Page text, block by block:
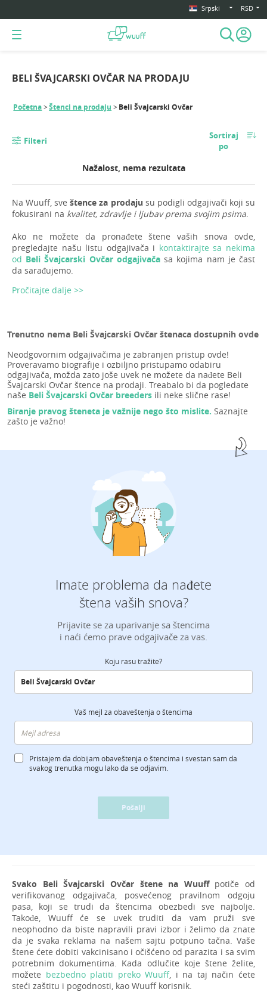
Srpski RSD
BELI ŠVAJCARSKI OVČAR NA PRODAJU
Početna Štenci na prodaju Beli Švajcarski Ovčar
Filteri
Sortiraj
po
Nažalost, nema rezultata
Na Wuuff, sveštence za prodaju su podigli odgajivači koji su
fokusirani na kvalitet, zdravlje i ljubav prema svojim psima.
Ako ne možete da pronađete štene vaših snova ovde,
pregledajte našu listu odgajivača i kontaktirajte sa nekima
od Beli Švajcarski Ovčar odgajivačasa kojima nam je čast
da sarađujemo.
Pročitajte dalje >>
Trenutno nema Beli Švajcarski Ovčar štenaca dostupnih ovde
Neodgovornim odgajivačima je zabranjen pristup ovde!
Proveravamo biografije i ozbiljno pristupamo odabiru
odgajivača, možda zato joše uvek ne možete da nađete Beli
Švajcarski Ovčar štence na prodaji. Treabalo bi da pogledate
naše Beli Švajcarski Ovčar breeders ili neke slične rase!
Biranje pravog šteneta je važnije nego što mislite. Saznajte
zašto je važno!
Imate problema da nađete
štena vaših snova?
Prijavite se za uparivanje sa štencima
i naći ćemo prave odgajivače za vas.
Koju rasu tražite?
Vaš mejl za obaveštenja o štencima
Pristajem da dobijam obaveštenja o štencima i svestan sam da
svakog trenutka mogu lako da se odjavim.
Pošalji
Svako Beli Švajcarski Ovčar štene na Wuuffpotiče od
verifikovanog odgajivača, posvećenog pravilnom odgoju
pasa, koji se trudi da štencima obezbedi sve najbolje.
Takođe, Wuuff će se uvek truditi da vam pruži sve
neophodno da biste napravili pravi izbor i želimo da znate
da je svaka reklama na našem sajtu potpuno tačna. Vaše
štene ćete dobiti vakcinisano i očišćeno od parazita i sa svim
potrebnim dokumentima. Kada odlučite koje štene želite,
možete bezbedno platiti preko Wuuff, i na taj način ćete
steći zaštitu i pogodnosti, kao Wuuff korisnik.